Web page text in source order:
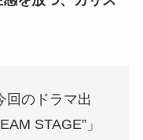
回のドラマ出
STAGE”」